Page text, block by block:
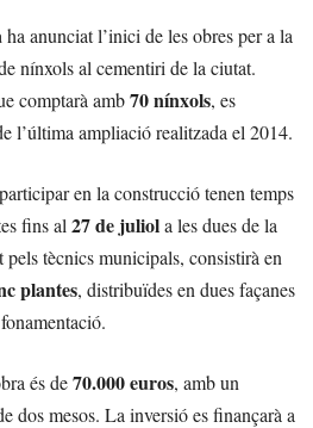
ha anunciat l’inici de les obres per a la
nínxols al cementiri de la ciutat.
comptarà amb70 nínxols, es
l’última ampliació realitzada el 2014.
en la construcció tenen temps
fins al 27 de juliola les dues de la
tècnics municipals, consistirà en
plantes, distribuïdes en dues façanes
és de70.000 euros, amb un
dos mesos. La inversió es finançarà a